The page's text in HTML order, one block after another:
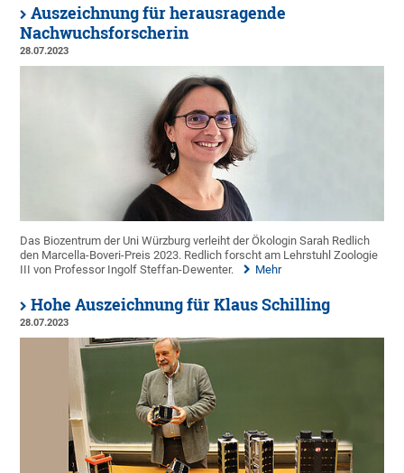
Auszeichnung für herausragende
Nachwuchsforscherin
28.07.2023
Das Biozentrum der Uni Würzburg verleiht der Ökologin Sarah Redlich
den Marcella-Boveri-Preis 2023. Redlich forscht am Lehrstuhl Zoologie
III von Professor Ingolf Steffan-Dewenter.
Mehr
Hohe Auszeichnung für Klaus Schilling
28.07.2023